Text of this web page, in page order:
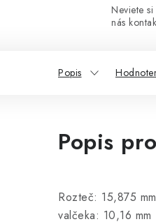
Neviete
nás
Popis
Popis
Rozteč: 15,875
valčeka: 10,16